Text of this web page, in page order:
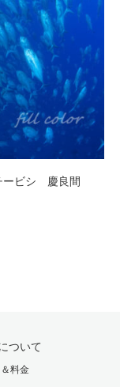
ービシ 慶良間
ついて
料金